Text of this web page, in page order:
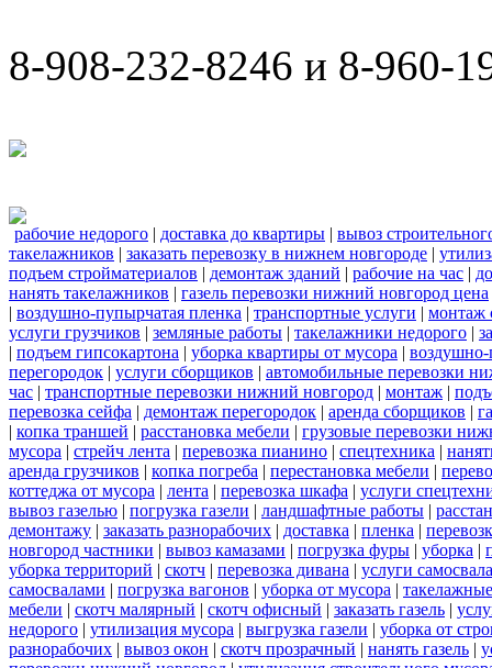
8-908-232-8246 и 8-960-
рабочие недорого | доставка до квартиры | вывоз
такелажников | заказать перевозку в нижнем новгороде |
подъем стройматериалов | демонтаж зданий | рабочие на час |
нанять такелажников | газель перевозки нижний новгород цена
| воздушно-пупырчатая пленка | транспортные услуги | монтаж
услуги грузчиков | земляные работы | такелажники недорого |
| подъем гипсокартона | уборка квартиры от мусора | воздушно-
перегородок | услуги сборщиков | автомобильные перевозки
час | транспортные перевозки нижний новгород | монтаж |
перевозка сейфа | демонтаж перегородок | аренда сборщиков |
| копка траншей | расстановка мебели | грузовые перевозки
мусора | стрейч лента | перевозка пианино | спецтехника |
аренда грузчиков | копка погреба | перестановка мебели |
коттеджа от мусора | лента | перевозка шкафа | услуги
вывоз газелью | погрузка газели | ландшафтные работы |
демонтажу | заказать разнорабочих | доставка | пленка |
новгород частники | вывоз камазами | погрузка фуры | уборка |
уборка территорий | скотч | перевозка дивана | услуги самосвала
самосвалами | погрузка вагонов | уборка от мусора |
мебели | скотч малярный | скотч офисный | заказать газель |
недорого | утилизация мусора | выгрузка газели | уборка от
разнорабочих | вывоз окон | скотч прозрачный | нанять газель |